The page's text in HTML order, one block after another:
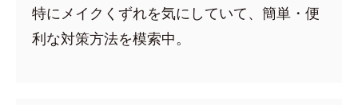
特にメイクくずれを気にしていて、簡単・便
利な対策方法を模索中。